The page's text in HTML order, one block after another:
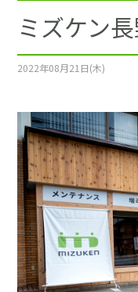
会社案内
施工事例
土地をお探しの
イベント
ショールーム
ブログ
ミズケン
2022年08月21日(木)